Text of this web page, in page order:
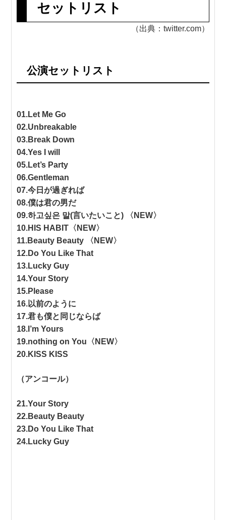
セットリスト
（出典：twitter.com）
公演セットリスト
01.Let Me Go
02.Unbreakable
03.Break Down
04.Yes I will
05.Let’s Party
06.Gentleman
07.今日が過ぎれば
08.僕は君の男だ
09.하고싶은 말(言いたいこと) 〈NEW〉
10.HIS HABIT〈NEW〉
11.Beauty Beauty 〈NEW〉
12.Do You Like That
13.Lucky Guy
14.Your Story
15.Please
16.以前のように
17.君も僕と同じならば
18.I’m Yours
19.nothing on You〈NEW〉
20.KISS KISS
（アンコール）
21.Your Story
22.Beauty Beauty
23.Do You Like That
24.Lucky Guy